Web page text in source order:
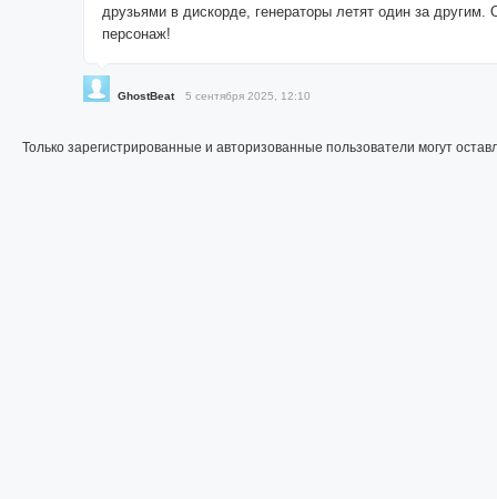
друзьями в дискорде, генераторы летят один за
персонаж!
GhostBeat 5 сентября 2025, 12:10
Только зарегистрированные и авторизованные пользователи могут